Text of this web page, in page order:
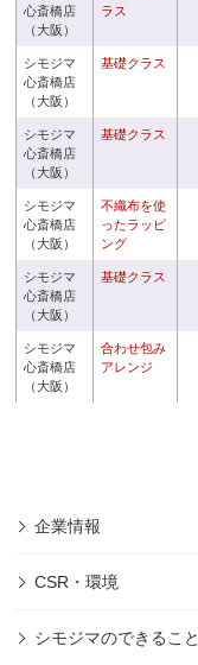
心斎橋店
（大阪）
ラス
シモジマ
心斎橋店
（大阪）
基礎クラス
シモジマ
心斎橋店
（大阪）
基礎クラス
シモジマ
心斎橋店
（大阪）
不織布を使
ったラッピ
ング
シモジマ
心斎橋店
（大阪）
基礎クラス
シモジマ
心斎橋店
（大阪）
合わせ包み
アレンジ
企業情報
CSR・環境
シモジマのできること